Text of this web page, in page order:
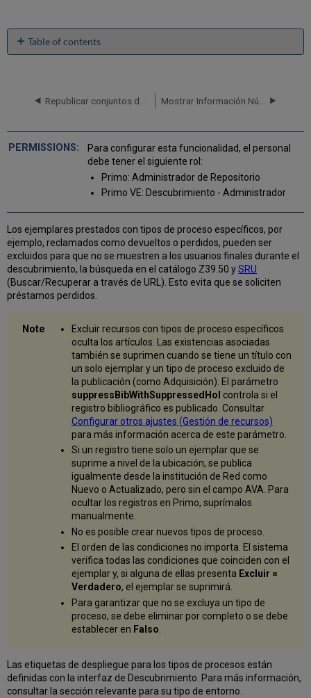
Table of contents
No
Para configurar esta funcionalidad, el personal
debe tener el siguiente rol:
Primo: Administrador de Repositorio
Primo VE: Descubrimiento - Administrador
Los ejemplares prestados con tipos de proceso específicos, por
ejemplo, reclamados como devueltos o perdidos, pueden ser
excluidos para que no se muestren a los usuarios finales durante el
descubrimiento, la búsqueda en el catálogo Z39.50 ySRU
(Buscar/Recuperar a través de URL). Esto evita que se soliciten
préstamos perdidos.
Excluir recursos con tipos de proceso específicos
oculta los artículos. Las existencias asociadas
también se suprimen cuando se tiene un título con
un solo ejemplar y un tipo de proceso excluido de
la publicación (como Adquisición). El parámetro
suppressBibWithSuppressedHol controla si el
registro bibliográfico es publicado. Consultar
Configurar otros ajustes (Gestión de recursos)
para más información acerca de este parámetro.
Si un registro tiene solo un ejemplar que se
suprime a nivel de la ubicación, se publica
igualmente desde la institución de Red como
Nuevo o Actualizado, pero sin el campo AVA. Para
ocultar los registros en Primo, suprímalos
manualmente.
No es posible crear nuevos tipos de proceso.
El orden de las condiciones no importa. El sistema
verifica todas las condiciones que coinciden con el
ejemplar y, si alguna de ellas presenta Excluir =
Verdadero, el ejemplar se suprimirá.
Para garantizar que no se excluya un tipo de
proceso, se debe eliminar por completo o se debe
establecer en Falso
Las etiquetas de despliegue para los tipos de procesos están
definidas con la interfaz de Descubrimiento. Para más información,
consultar la sección relevante para su tipo de entorno.